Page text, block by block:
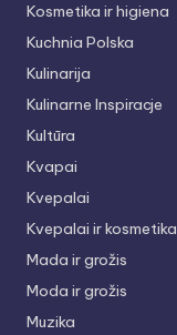
Kosmetika ir higiena
Kuchnia Polska
Kulinarija
Kulinarne Inspiracje
Kultūra
Kvapai
Kvepalai
Kvepalai ir kosmetika
Mada ir grožis
Moda ir grožis
Muzika